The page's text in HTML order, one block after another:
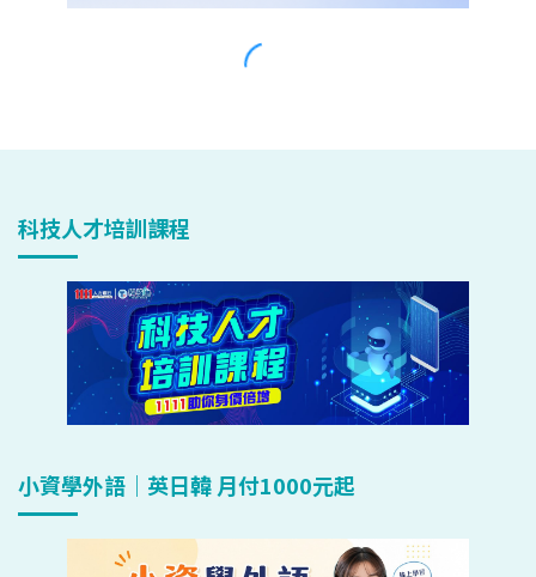
科技人才培訓課程
小資學外語｜英日韓 月付1000元起